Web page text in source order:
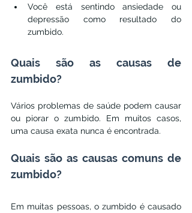
Você está sentindo ansiedade ou
depressão como resultado do
zumbido.
Quais são as causas de
zumbido?
Vários problemas de saúde podem causar
ou piorar o zumbido. Em muitos casos,
uma causa exata nunca é encontrada.
Quais são as causas comuns de
zumbido?
Em muitas pessoas, o zumbido é causado